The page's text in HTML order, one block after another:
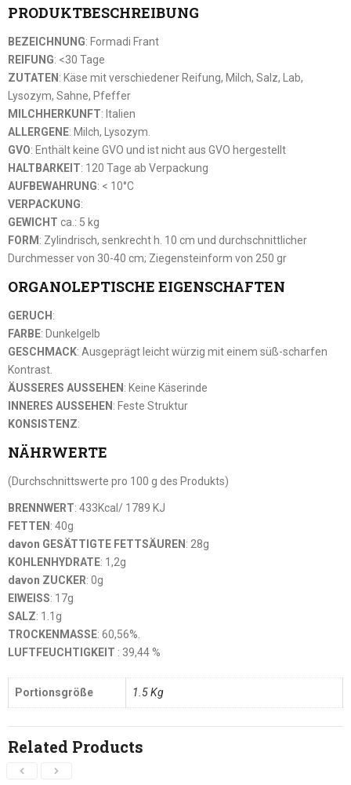
PRODUKTBESCHREIBUNG
BEZEICHNUNG: Formadi Frant
REIFUNG: <30 Tage
ZUTATEN : Käse mit verschiedener Reifung, Milch, Salz, Lab,
Lysozym, Sahne, Pfeffer
MILCHHERKUNFT: Italien
ALLERGENE: Milch, Lysozym.
GVO: Enthält keine GVO und ist nicht aus GVO hergestellt
HALTBARKEIT: 120 Tage ab Verpackung
AUFBEWAHRUNG: < 10°C
VERPACKUNG:
GEWICHT ca.: 5 kg
FORM : Zylindrisch, senkrecht h. 10 cm und durchschnittlicher
Durchmesser von 30-40 cm; Ziegensteinform von 250 gr
ORGANOLEPTISCHE EIGENSCHAFTEN
GERUCH :
FARBE: Dunkelgelb
GESCHMACK: Ausgeprägt leicht würzig mit einem süß-scharfen
Kontrast.
ÄUSSERES AUSSEHEN : Keine Käserinde
INNERES AUSSEHEN : Feste Struktur
KONSISTENZ:
NÄHRWERTE
(Durchschnittswerte pro 100 g des Produkts)
BRENNWERT: 433Kcal/ 1789 KJ
FETTEN : 40g
davon GESÄTTIGTE FETTSÄUREN : 28g
KOHLENHYDRATE: 1,2g
davon ZUCKER: 0g
EIWEISS: 17g
SALZ: 1.1g
TROCKENMASSE: 60,56%.
LUFTFEUCHTIGKEIT : 39,44 %
Portionsgröße 1.5 Kg
Related Products